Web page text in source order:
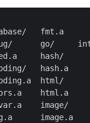
fmt.a
go/
hash/
html/
html.a
image/
image.a